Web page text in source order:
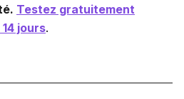
Testez gratuitement
jours.